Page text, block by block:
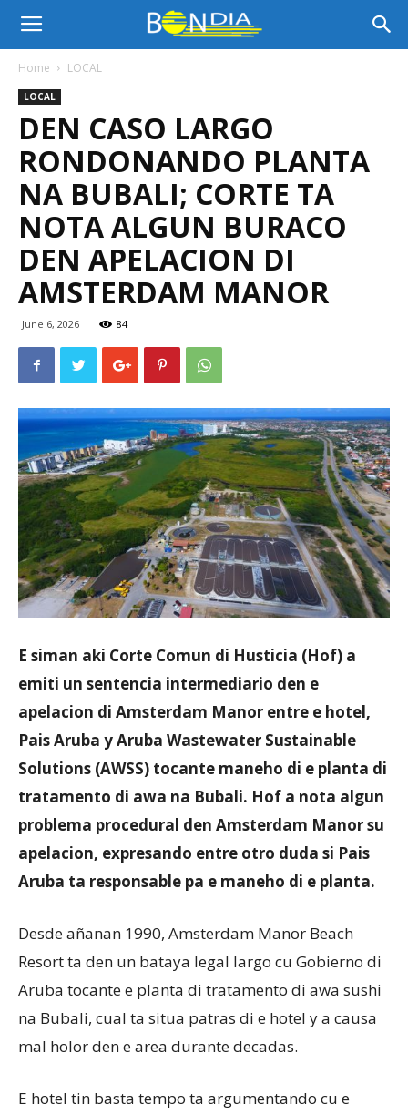
Bon
Dia
Aruba
Noticia
Aruba
Home LOCAL
LOCAL
DEN CASO LARGO
RONDONANDO PLANTA
NA BUBALI; CORTE TA
NOTA ALGUN BURACO
DEN APELACION DI
AMSTERDAM MANOR
June 6, 2026 84
E siman aki Corte Comun di Husticia (Hof) a
emiti un sentencia intermediario den e
apelacion di Amsterdam Manor entre e hotel,
Pais Aruba y Aruba Wastewater Sustainable
Solutions (AWSS) tocante maneho di e planta di
tratamento di awa na Bubali. Hof a nota algun
problema procedural den Amsterdam Manor su
apelacion, expresando entre otro duda si Pais
Aruba ta responsable pa e maneho di e planta.
Desde añanan 1990, Amsterdam Manor Beach
Resort ta den un bataya legal largo cu Gobierno di
Aruba tocante e planta di tratamento di awa sushi
na Bubali, cual ta situa patras di e hotel y a causa
mal holor den e area durante decadas.
E hotel tin basta tempo ta argumentando cu e